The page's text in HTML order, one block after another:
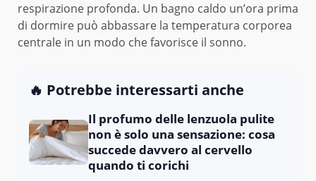
respirazione profonda. Un bagno caldo un’ora prima
di dormire può abbassare la temperatura corporea
centrale in un modo che favorisce il sonno.
🔥 Potrebbe interessarti anche
Il profumo delle lenzuola pulite
non è solo una sensazione: cosa
succede davvero al cervello
quando ti corichi